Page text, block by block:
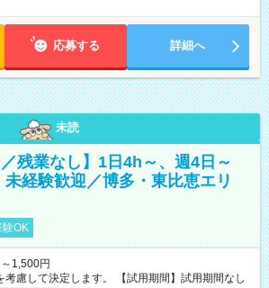
応募する 詳細へ
未読
／残業なし】1日4h～、週4日～
経験歓迎／博多・東比恵エリ
験OK
1,500円
経験・能力を考慮して決定します。 【試用期間】試用期間なし